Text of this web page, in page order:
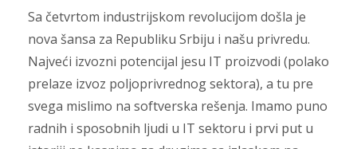
Sa četvrtom industrijskom revolucijom došla je
nova šansa za Republiku Srbiju i našu privredu.
Najveći izvozni potencijal jesu IT proizvodi (polako
prelaze izvoz poljoprivrednog sektora), a tu pre
svega mislimo na softverska rešenja. Imamo puno
radnih i sposobnih ljudi u IT sektoru i prvi put u